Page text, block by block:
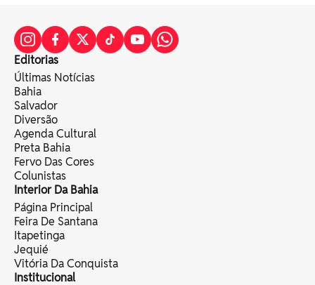
Editorias
Últimas Notícias
Bahia
Salvador
Diversão
Agenda Cultural
Preta Bahia
Fervo Das Cores
Colunistas
Interior Da Bahia
Página Principal
Feira De Santana
Itapetinga
Jequié
Vitória Da Conquista
Institucional